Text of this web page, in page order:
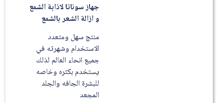
جهاز سوناتا لاذابة الشمع
و ازالة الشعر بالشمع
منتج سهل ومتعدد
الاستخدام وشهرته في
جميع انحاء العالم لذلك
يستخدم بكثره وخاصه
للبشرة الجافه والجلد
المجعد